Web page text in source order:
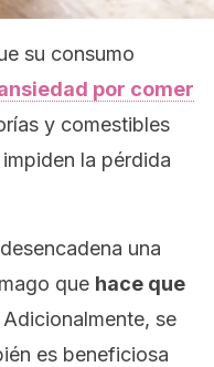
su consumo
por comer
y comestibles
la pérdida
una
que hace que
Adicionalmente, se
es beneficiosa